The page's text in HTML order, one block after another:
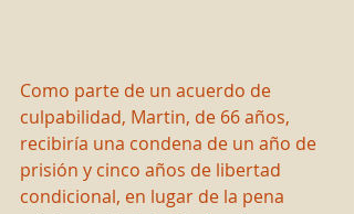
Como parte de un acuerdo de
culpabilidad, Martin, de 66 años,
recibiría una condena de un año de
prisión y cinco años de libertad
condicional, en lugar de la pena